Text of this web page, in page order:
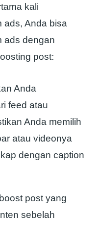
kali
ads, Anda bisa
ads dengan
post:
Anda
feed atau
Anda memilih
atau videonya
dengan caption
post yang
sebelah